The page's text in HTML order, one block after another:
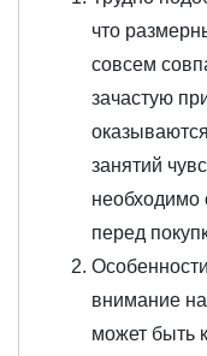
что
совсем
зачастую
занятий
необходимо
перед
внимание
может быть